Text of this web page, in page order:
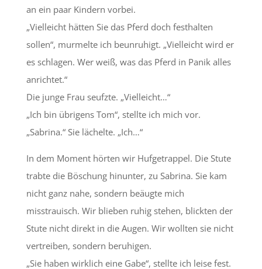
an ein paar Kindern vorbei.
„Vielleicht hätten Sie das Pferd doch festhalten
sollen“, murmelte ich beunruhigt. „Vielleicht wird er
es schlagen. Wer weiß, was das Pferd in Panik alles
anrichtet.“
Die junge Frau seufzte. „Vielleicht…“
„Ich bin übrigens Tom“, stellte ich mich vor.
„Sabrina.“ Sie lächelte. „Ich…“
In dem Moment hörten wir Hufgetrappel. Die Stute
trabte die Böschung hinunter, zu Sabrina. Sie kam
nicht ganz nahe, sondern beäugte mich
misstrauisch. Wir blieben ruhig stehen, blickten der
Stute nicht direkt in die Augen. Wir wollten sie nicht
vertreiben, sondern beruhigen.
„Sie haben wirklich eine Gabe“, stellte ich leise fest.